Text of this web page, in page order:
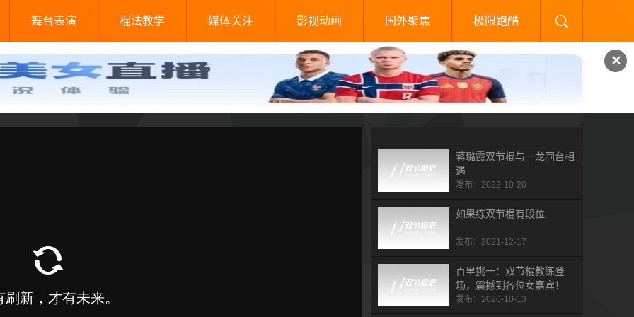
✕
舞台表演 棍法教学 媒体关注 影视动画 国外聚焦 极限跑酷
蒋璐霞双节棍与一龙同台相
遇
发布：2022-10-20
如果练双节棍有段位
发布：2021-12-17
百里挑一：双节棍教练登
场，震撼到各位女嘉宾！
发布：2020-10-13